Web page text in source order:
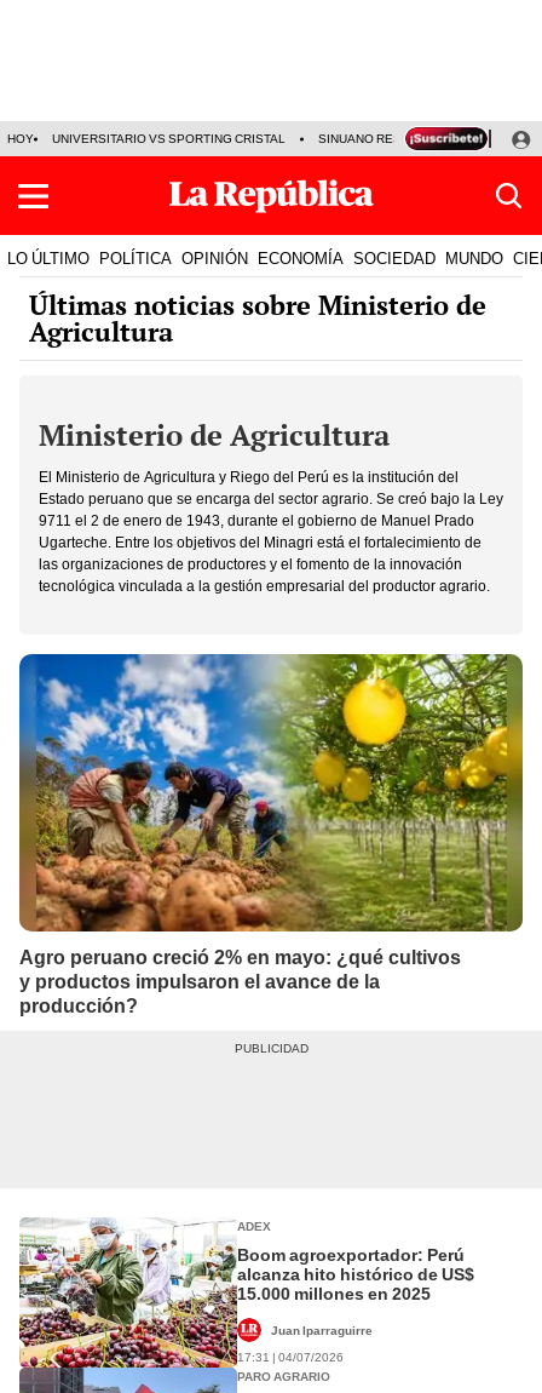
HOY UNIVERSITARIO VS SPORTING CRISTAL SINUANO RESULTADOS HOY
LO ÚLTIMO POLÍTICA OPINIÓN ECONOMÍA SOCIEDAD MUNDO
Últimas noticias sobre Ministerio de
Agricultura
Ministerio de Agricultura
El Ministerio de Agricultura y Riego del Perú es la institución del
Estado peruano que se encarga del sector agrario. Se creó bajo la Ley
9711 el 2 de enero de 1943, durante el gobierno de Manuel Prado
Ugarteche. Entre los objetivos del Minagri está el fortalecimiento de
las organizaciones de productores y el fomento de la innovación
tecnológica vinculada a la gestión empresarial del productor agrario.
Agro peruano creció 2% en mayo: ¿qué cultivos
y productos impulsaron el avance de la
producción?
ADEX
Boom agroexportador: Perú
alcanza hito histórico de US$
15.000 millones en 2025
Juan Iparraguirre
17:31 | 04/07/2026
PARO AGRARIO